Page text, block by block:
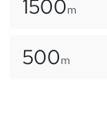
1500m
500m